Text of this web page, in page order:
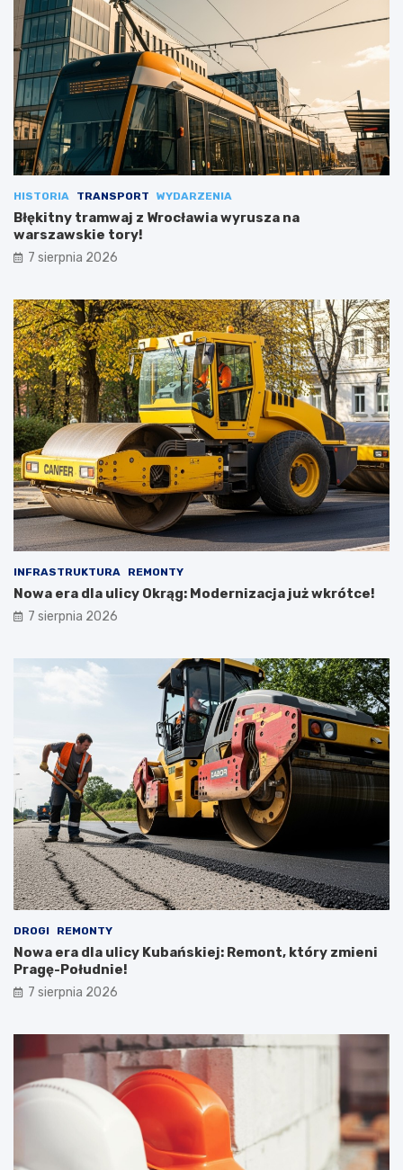
HISTORIA TRANSPORT WYDARZENIA
Błękitny tramwaj z Wrocławia wyrusza na
warszawskie tory!
7 sierpnia 2026
INFRASTRUKTURA REMONTY
Nowa era dla ulicy Okrąg: Modernizacja już wkrótce!
7 sierpnia 2026
DROGI REMONTY
Nowa era dla ulicy Kubańskiej: Remont, który zmieni
Pragę-Południe!
7 sierpnia 2026